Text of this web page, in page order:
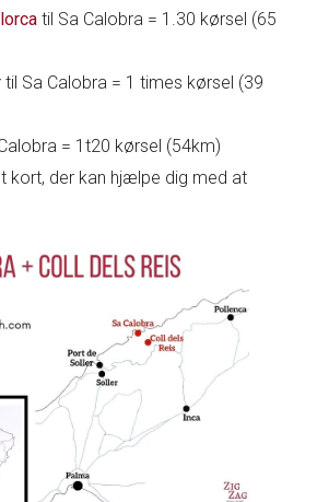
til Sa Calobra = 1.30 kørsel (65
til Sa Calobra = 1 times kørsel (39
= 1t20 kørsel (54km)
kort, der kan hjælpe dig med at